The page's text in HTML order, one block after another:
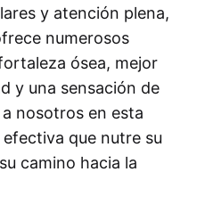
y atención plena,
numerosos
ósea, mejor
y una sensación de
nosotros en esta
que nutre su
camino hacia la